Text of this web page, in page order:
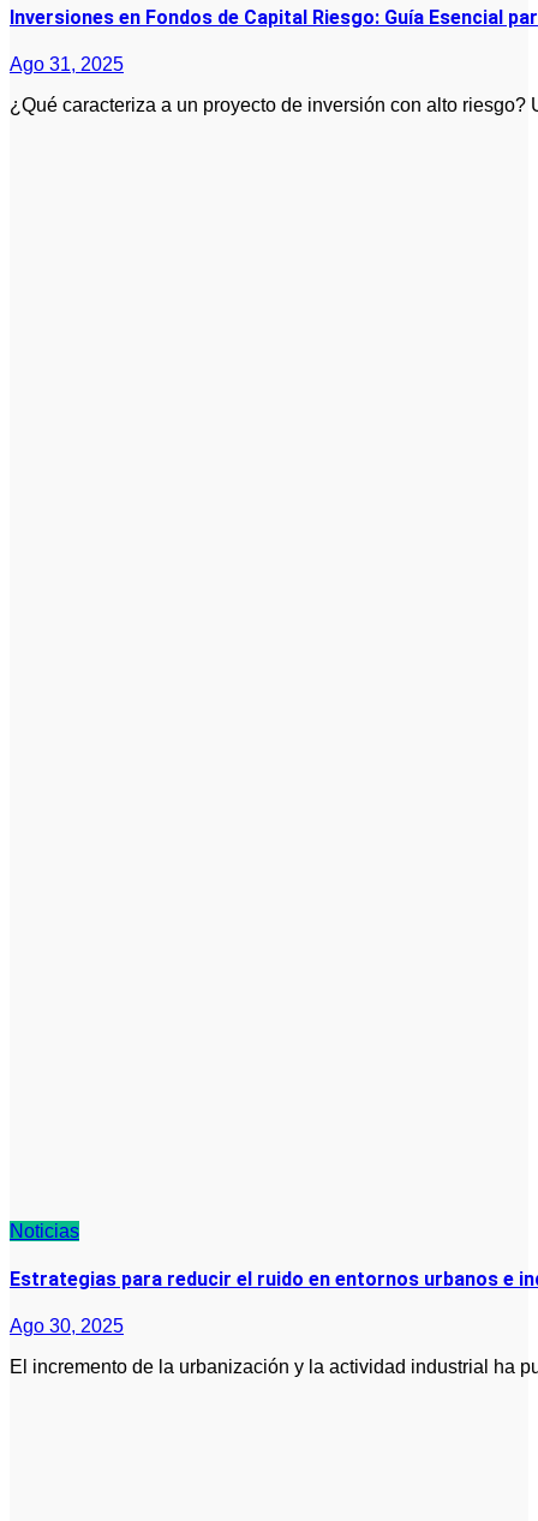
Inversiones en Fondos de Capital Riesgo: Guía Esencial
Ago 31, 2025
¿Qué caracteriza a un proyecto de inversión con alto
Noticias
Estrategias para reducir el ruido en entornos urbanos e
Ago 30, 2025
El incremento de la urbanización y la actividad industrial